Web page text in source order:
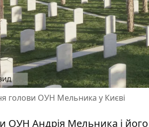
голови ОУН Мельника у Києві
ОУН Андрія Мельника і